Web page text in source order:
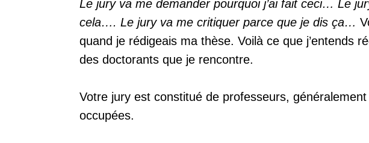
Le jury va me demander pourquoi j’ai fait ceci… Le
cela…. Le jury va me critiquer parce que je dis ça…
quand je rédigeais ma thèse. Voilà ce que j’entends
des doctorants que je rencontre.
Votre jury est constitué de professeurs,
occupées.